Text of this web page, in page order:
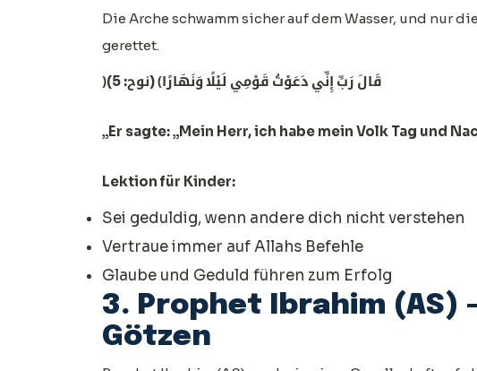
Die Arche schwamm sicher auf dem Wasser, und nur
gerettet.
﴿قَالَ رَبِّ إِنِّي دَعَوْتُ قَوْمِي لَيْلًا وَنَهَارًا﴾ (نوح: 5)
„Er sagte: „Mein Herr, ich habe mein Volk Tag und
Lektion für Kinder:
Sei geduldig, wenn andere dich nicht verstehen
Vertraue immer auf Allahs Befehle
Glaube und Geduld führen zum Erfolg
3. Prophet Ibrahim (AS)
Götzen